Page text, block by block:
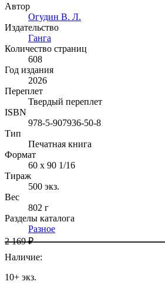
Автор
Огудин В. Л.
Издательство
Ганга
Количество страниц
608
Год издания
2026
Переплет
Твердый переплет
ISBN
978-5-907936-50-8
Тип
Печатная книга
Формат
60 x 90 1/16
Тираж
500 экз.
Вес
802 г
Разделы каталога
Разное
2 169 ₽
Наличие:
10+ экз.